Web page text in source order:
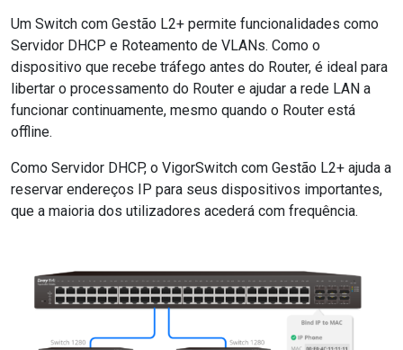
Um Switch com Gestão L2+ permite funcionalidades como
Servidor DHCP e Roteamento de VLANs. Como o
dispositivo que recebe tráfego antes do Router, é ideal para
libertar o processamento do Router e ajudar a rede LAN a
funcionar continuamente, mesmo quando o Router está
offline.
Como Servidor DHCP, o VigorSwitch com Gestão L2+ ajuda a
reservar endereços IP para seus dispositivos importantes,
que a maioria dos utilizadores acederá com frequência.